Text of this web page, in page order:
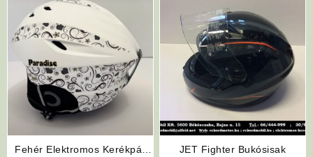
Fehér Elektromos Kerékpár
JET Fighter Bukósisak